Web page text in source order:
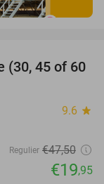
58%
(30, 45 of 60
9.6 star
Regulier €47,50
€19,95